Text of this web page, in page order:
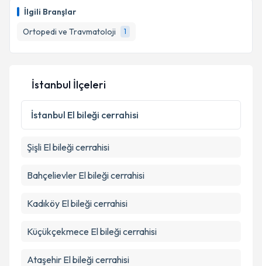
İlgili Branşlar
Ortopedi ve Travmatoloji
1
takvim hazırlandığında e-posta ile bilgilendireceğiz.
Kişisel verilerimin işlenmesine ilişkinAydınlatma
Metni 'ni okudum ve kişisel verilerimin belirtilen
kapsamda işlenmesini kabul ediyorum.
İstanbul İlçeleri
İstanbul El bileği cerrahisi
Şişli El bileği cerrahisi
Bahçelievler El bileği cerrahisi
Kadıköy El bileği cerrahisi
Küçükçekmece El bileği cerrahisi
Ataşehir El bileği cerrahisi